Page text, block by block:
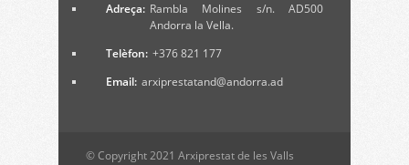
Adreça: Rambla Molines s/n. AD500
Andorra la Vella.
Telèfon: +376 821 177
Email: arxiprestatand@andorra.ad
© Copyright 2021 Arxiprestat de les Valls